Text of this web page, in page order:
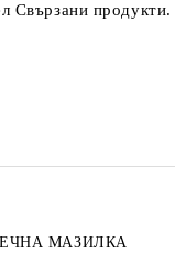
Свързани продукти.
МАЗИЛКА